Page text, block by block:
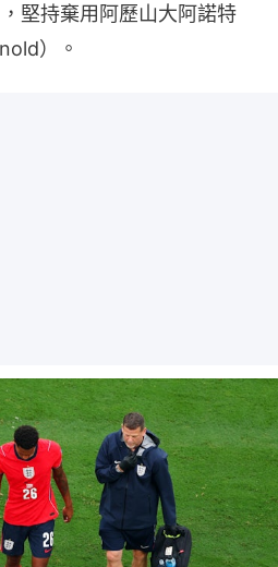
堅持棄用阿歷山大阿諾特
）。